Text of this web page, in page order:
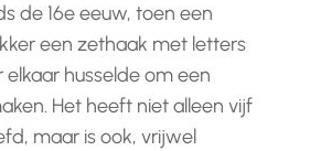
de 16e eeuw, toen een
een zethaak met letters
husselde om een
Het heeft niet alleen vijf
maar is ook, vrijwel